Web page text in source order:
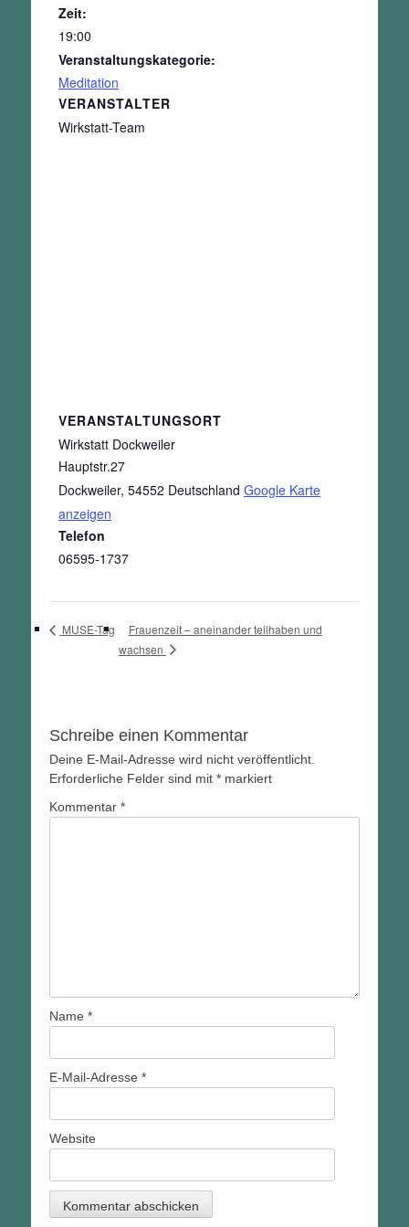
Zeit:
19:00
Veranstaltungskategorie:
Meditation
VERANSTALTER
Wirkstatt-Team
VERANSTALTUNGSORT
Wirkstatt Dockweiler
Hauptstr.27
Dockweiler, 54552 Deutschland Google Karte
anzeigen
Telefon
06595-1737
MUSE-Tag
Frauenzeit – aneinander teilhaben und
wachsen
Schreibe einen Kommentar
Deine E-Mail-Adresse wird nicht veröffentlicht.
Erforderliche Felder sind mit * markiert
Kommentar *
Name *
E-Mail-Adresse *
Website